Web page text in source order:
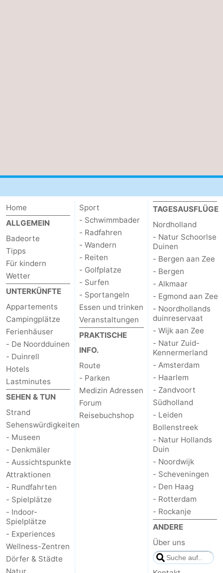
Home
ALLGEMEIN
Badeorte
Tipps
Für kindern
Wetter
UNTERKÜNFTE
Appartements
Campingplätze
Ferienhäuser
- De Noordduinen
- Duinrell
Hotels
Lastminutes
SEHEN & TUN
Strand
Sehenswürdigkeiten
- Museen
- Denkmäler
- Aussichtspunkte
Attraktionen
- Rundfahrten
- Spielplätze
- Indoor-
Spielplätze
- Experiences
Wellness-Zentren
Dörfer & Städte
Sport
- Schwimmbader
- Radfahren
- Wandern
- Reiten
- Golfplatze
- Surfen
- Sportangeln
Essen und trinken
Veranstaltungen
PRAKTISCHE
INFO.
Route
- Parken
Medizin Adressen
Forum
Reisebuchshop
TAGESAUSFLÜGE
Nordholland
- Natur Schoorlse
Duinen
- Bergen aan Zee
- Bergen
- Alkmaar
- Egmond aan Zee
- Noordhollands
duinreservaat
- Wijk aan Zee
- Natur Zuid-
Kennermerland
- Amsterdam
- Haarlem
- Zandvoort
Südholland
- Leiden
Bollenstreek
- Natur Hollands
Duin
- Noordwijk
- Scheveningen
- Den Haag
- Rotterdam
- Rockanje
ANDERE
Über uns